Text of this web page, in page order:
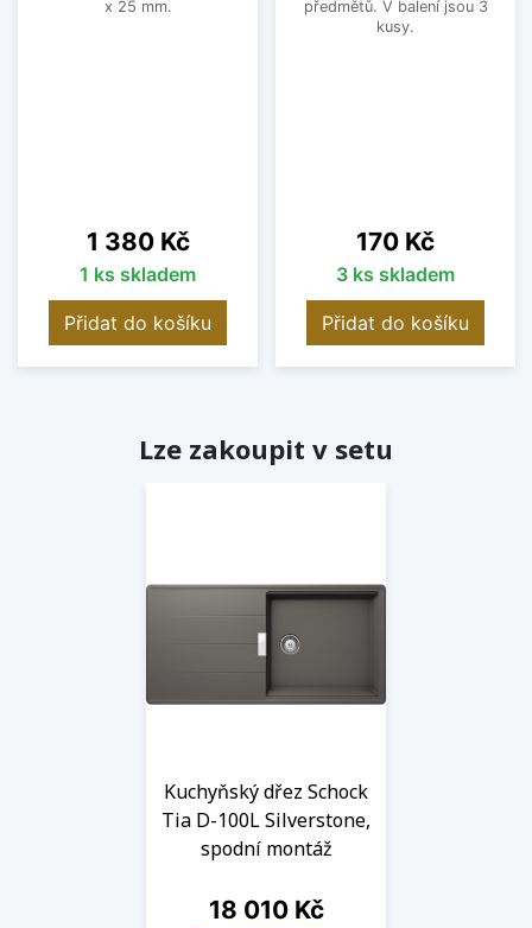
x 25 mm.
Cena
1 380 Kč
1 ks skladem
Přidat do košíku
předmětů. V balení jsou 3
kusy.
Cena
170 Kč
3 ks skladem
Přidat do košíku
Lze zakoupit v setu
Kuchyňský dřez Schock
Tia D-100L Silverstone,
spodní montáž
Cena
18 010 Kč